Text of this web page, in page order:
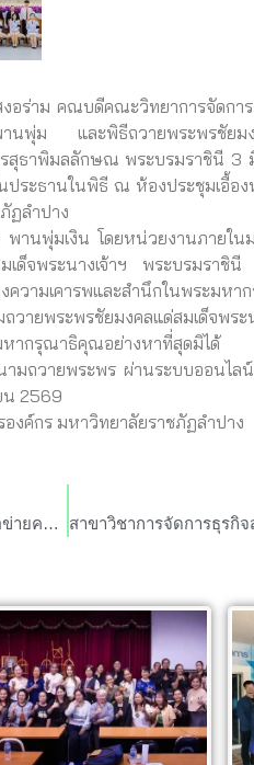
ร่าม คณบดีคณะวิทยาการจัดกา
นพุ่ม และพิธีถวายพระพรชัยมง
สุธาพิมลลักษณ พระบรมราชินี 3
ระธานในพิธี ณ ห้องประชุมเอื้อ
ฏลำปาง
นพุ่มเงิน โดยหน่วยงานภายใน
ด็จพระนางเจ้าฯ พระบรมราชิ
งความเคารพและสำนึกในพระม
ยพระพรชัยมงคลแด่สมเด็จพร
หากรุณาธิคุณอย่างหาที่สุดมิได้
วายพระพร ผ่านระบบออนไลน์
น 2569
ค์กร มหาวิทยาลัยราชภัฏลำปาง
คณะวิทยาการจัดการ มร.ลป. เข้าร่วมประชุมเครือข่ายความร่วมมือทางวิชาการ คณะวิทยาการจัดการ มหาวิทยาลัยราชภัฏกลุ่มภาคเหนือ ครั้งที่ 2/2569